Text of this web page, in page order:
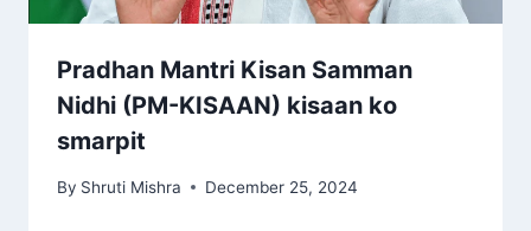
Pradhan Mantri Kisan Samman
Nidhi (PM-KISAAN) kisaan ko
smarpit
By Shruti Mishra December 25, 2024